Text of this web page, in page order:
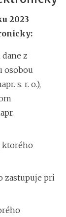
2023
z
osobou
s. r. o.),
ktorého
zastupuje pri